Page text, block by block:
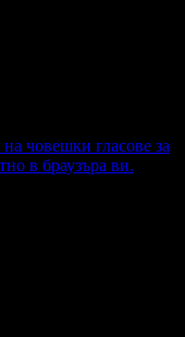
човешки гласове за
в браузъра ви.